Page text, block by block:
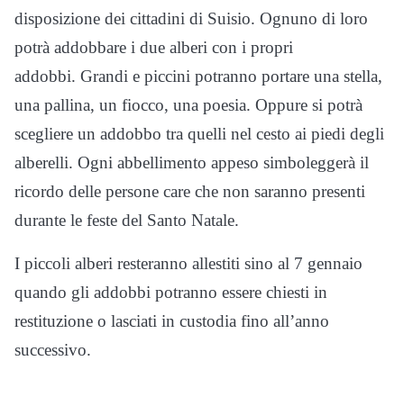
disposizione dei cittadini di Suisio. Ognuno di loro
potrà addobbare i due alberi con i propri
addobbi. Grandi e piccini potranno portare una stella,
una pallina, un fiocco, una poesia. Oppure si potrà
scegliere un addobbo tra quelli nel cesto ai piedi degli
alberelli. Ogni abbellimento appeso simboleggerà il
ricordo delle persone care che non saranno presenti
durante le feste del Santo Natale.
I piccoli alberi resteranno allestiti sino al 7 gennaio
quando gli addobbi potranno essere chiesti in
restituzione o lasciati in custodia fino all’anno
successivo.